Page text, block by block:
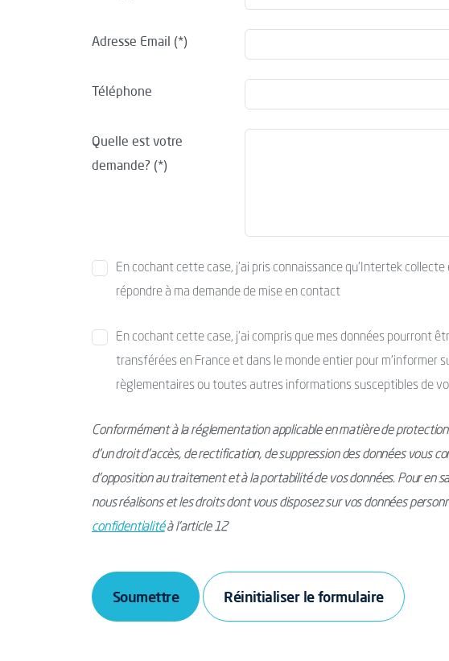
Adresse Email
Téléphone
Quelle est votre
demande?
En cochant cette case, j’ai pris connaissance qu’Intertek
répondre à ma demande de mise en contact
En cochant cette case, j’ai compris que mes données pourront
transférées en France et dans le monde entier pour m’informer
règlementaires ou toutes autres informations susceptibles de
Conformément à la réglementation applicable en matière de
d’un droit d’accès, de rectification, de suppression des données vous
d’opposition au traitement et à la portabilité de vos données. Pour en
nous réalisons et les droits dont vous disposez sur vos données
confidentialitéà l’article 12
Soumettre